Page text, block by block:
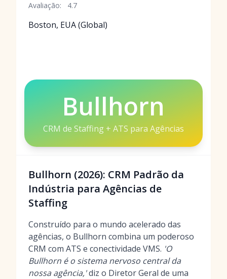
Avaliação: 4.7
Boston, EUA (Global)
Bullhorn
CRM de Staffing + ATS para Agências
Bullhorn (2026): CRM Padrão da
Indústria para Agências de
Staffing
Construído para o mundo acelerado das
agências, o Bullhorn combina um poderoso
CRM com ATS e conectividade VMS. 'O
Bullhorn é o sistema nervoso central da
nossa agência,'diz o Diretor Geral de uma